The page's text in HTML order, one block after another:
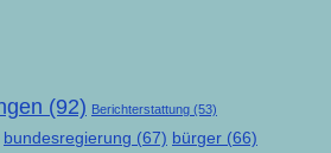
(92) Berichterstattung (53)
bundesregierung (67) bürger (66)